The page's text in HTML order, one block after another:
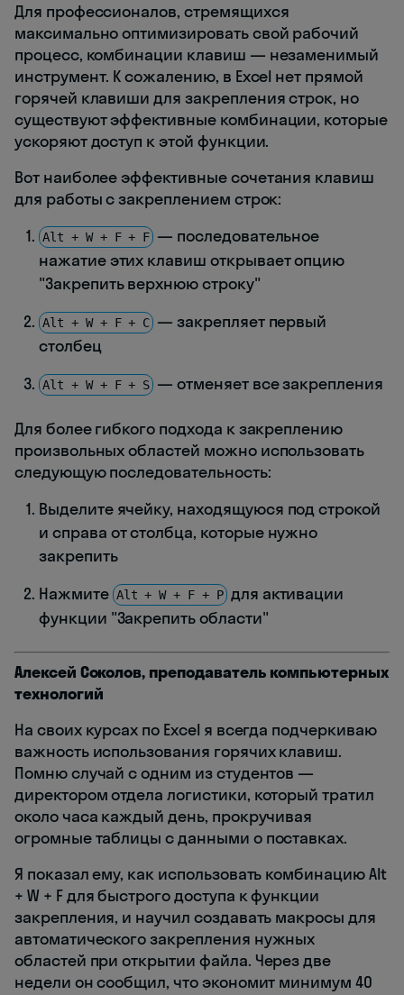
Для профессионалов, стремящихся
максимально оптимизировать свой рабочий
процесс, комбинации клавиш — незаменимый
инструмент. К сожалению, в Excel нет прямой
горячей клавиши для закрепления строк, но
существуют эффективные комбинации, которые
ускоряют доступ к этой функции.
Вот наиболее эффективные сочетания клавиш
для работы с закреплением строк:
Alt + W + F + F — последовательное
нажатие этих клавиш открывает опцию
"Закрепить верхнюю строку"
Alt + W + F + C — закрепляет первый
столбец
Alt + W + F + S — отменяет все закрепления
Для более гибкого подхода к закреплению
произвольных областей можно использовать
следующую последовательность:
Выделите ячейку, находящуюся под строкой
и справа от столбца, которые нужно
закрепить
Нажмите Alt + W + F + P для активации
функции "Закрепить области"
Алексей Соколов, преподаватель компьютерных
технологий
На своих курсах по Excel я всегда подчеркиваю
важность использования горячих клавиш.
Помню случай с одним из студентов —
директором отдела логистики, который тратил
около часа каждый день, прокручивая
огромные таблицы с данными о поставках.
Я показал ему, как использовать комбинацию Alt
+ W + F для быстрого доступа к функции
закрепления, и научил создавать макросы для
автоматического закрепления нужных
областей при открытии файла. Через две
недели он сообщил, что экономит минимум 40